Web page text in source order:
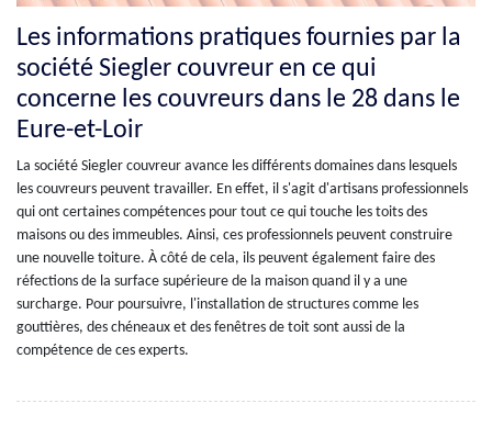
Les informations pratiques fournies par la
société Siegler couvreur en ce qui
concerne les couvreurs dans le 28 dans le
Eure-et-Loir
La société Siegler couvreur avance les différents domaines dans lesquels
les couvreurs peuvent travailler. En effet, il s'agit d'artisans professionnels
qui ont certaines compétences pour tout ce qui touche les toits des
maisons ou des immeubles. Ainsi, ces professionnels peuvent construire
une nouvelle toiture. À côté de cela, ils peuvent également faire des
réfections de la surface supérieure de la maison quand il y a une
surcharge. Pour poursuivre, l'installation de structures comme les
gouttières, des chéneaux et des fenêtres de toit sont aussi de la
compétence de ces experts.